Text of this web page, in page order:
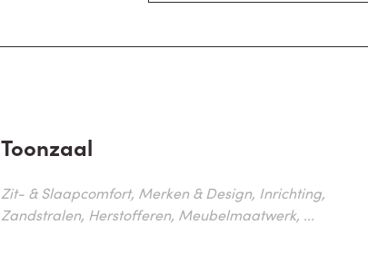
Toonzaal
Zit- & Slaapcomfort, Merken & Design, Inrichting,
Zandstralen, Herstofferen, Meubelmaatwerk, ...